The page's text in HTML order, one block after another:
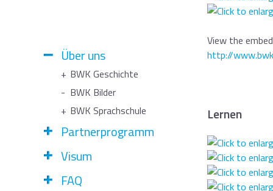
Über uns
BWK Geschichte
BWK Bilder
BWK Sprachschule
Partnerprogramm
Visum
FAQ
View the
http://
Lernen